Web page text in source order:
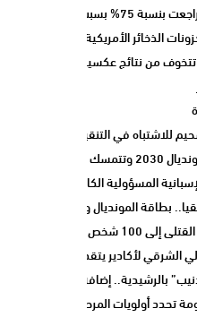
بسبب إغلاق هرمز
الذخائر الأمريكية
من نتائج عكسية للتصعيد
وإسبانيا
المسؤولية الكاملة عن أزمة سبتة
بطاقة المونديال ونصف النهائي
إلى 100 شخص
الشرقي لأكادير يتقدم نحو مرحلة
33 ميغاوات إلى الشبكة الوطنية